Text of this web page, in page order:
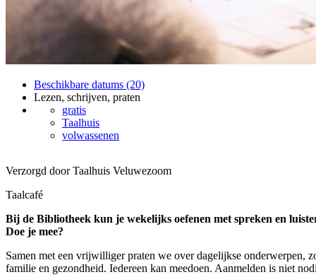
Beschikbare datums (20)
Lezen, schrijven, praten
gratis
Taalhuis
volwassenen
Verzorgd door Taalhuis Veluwezoom
Taalcafé
Bij de Bibliotheek kun je wekelijks oefenen met spreken en
Doe je mee?
Samen met een vrijwilliger praten we over dagelijkse onderwerpen,
familie en gezondheid. Iedereen kan meedoen. Aanmelden is niet